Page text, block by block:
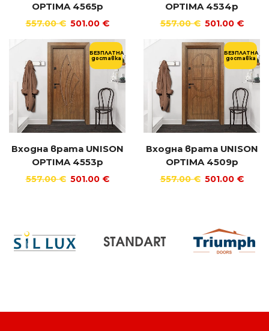
OPTIMA 4565p
557.00€ 501.00 €
OPTIMA 4534p
557.00€ 501.00 €
БЕЗПЛАТНА
доставка
Входна врата UNISON
OPTIMA 4553p
557.00€ 501.00 €
БЕЗПЛАТНА
доставка
Входна врата UNISON
OPTIMA 4509p
557.00€ 501.00 €